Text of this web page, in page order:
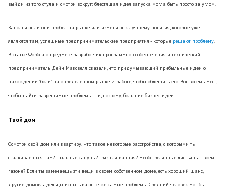
выйди из того стула и смотри вокруг: блестящая идея запуска могла быть просто за углом.
Заполняют ли они пробел на рынке или изменяют к лучшему понятия, которые уже
являются там, успешные предпринимательские предприятия - которые решают проблему.
В статье Форбса о предмете разработчик программного обеспечения и технический
предприниматель Дейн Максвелл сказали, что придумывающий прибыльные идеи о
нахождении "боли" на определенном рынке и работе, чтобы облегчить его. Вот восемь мест,
чтобы найти разрешимые проблемы — и, поэтому, большие бизнес-идеи.
Твой дом
Осмотри свой дом или квартиру. Что такое некоторые расстройства, с которыми ты
сталкиваешься там? Пыльные сапуны? Грязная ванная? Необстрелянные листья на твоем
газоне? Если ты замечаешь эти вещи в своем собственном доме, есть хороший шанс,
другие домовладельцы испытывают те же самые проблемы. Средний человек мог бы